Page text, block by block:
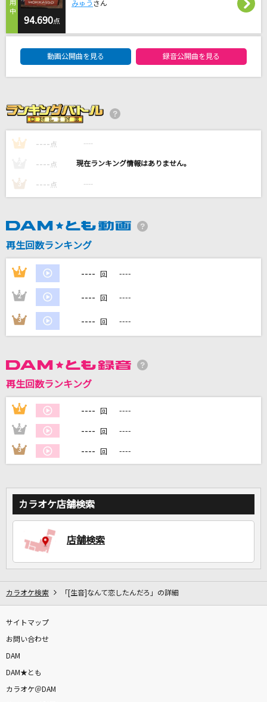
コブクロ
少女レイ
みきとP
CANDY TUNE
Fright
カラオケ最新情報をチェック！
カラオケをもっと楽しもう！
自宅でカラオケ歌い放題！
家族や友達と一緒に！練習にも！
94.690点
みゅう さん
動画公開曲を見る 録音公開曲を見る
1 ---- 点 ----
---- 点 ----
3 ---- 点 ----
再生回数ランキング
1 ---- 回 ----
2 ---- 回 ----
3 ---- 回 ----
再生回数ランキング
1 ---- 回 ----
2 ---- 回 ----
3 ---- 回 ----
カラオケ店舗検索
店舗検索
カラオケ検索 「[生音]なんて恋したんだろ」の詳細
サイトマップ
お問い合わせ
DAM
DAM★とも
カラオケ＠DAM